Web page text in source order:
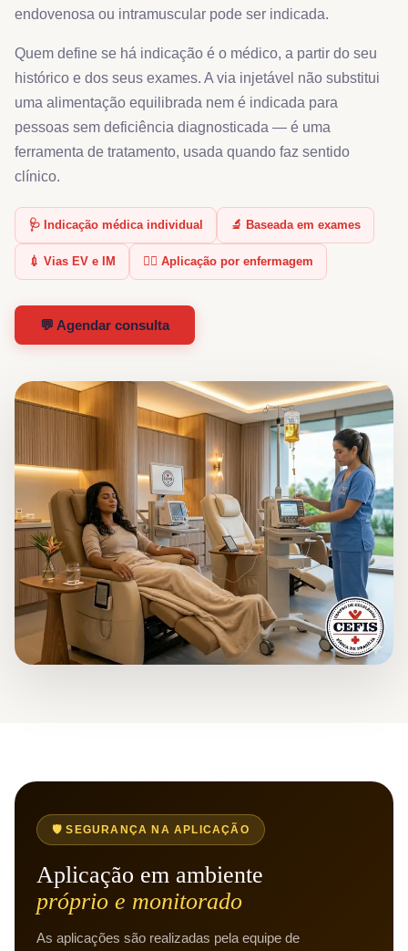
endovenosa ou intramuscular pode ser indicada.
Quem define se há indicação é o médico, a partir do seu
histórico e dos seus exames. A via injetável não substitui
uma alimentação equilibrada nem é indicada para
pessoas sem deficiência diagnosticada — é uma
ferramenta de tratamento, usada quando faz sentido
clínico.
🩺 Indicação médica individual 🔬 Baseada em exames
💉 Vias EV e IM 👩‍⚕️ Aplicação por enfermagem
💬 Agendar consulta
🛡️ SEGURANÇA NA APLICAÇÃO
Aplicação em ambiente
próprio e monitorado
As aplicações são realizadas pela equipe de